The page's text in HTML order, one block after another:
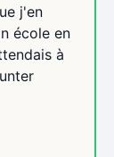
j'en
école en
à